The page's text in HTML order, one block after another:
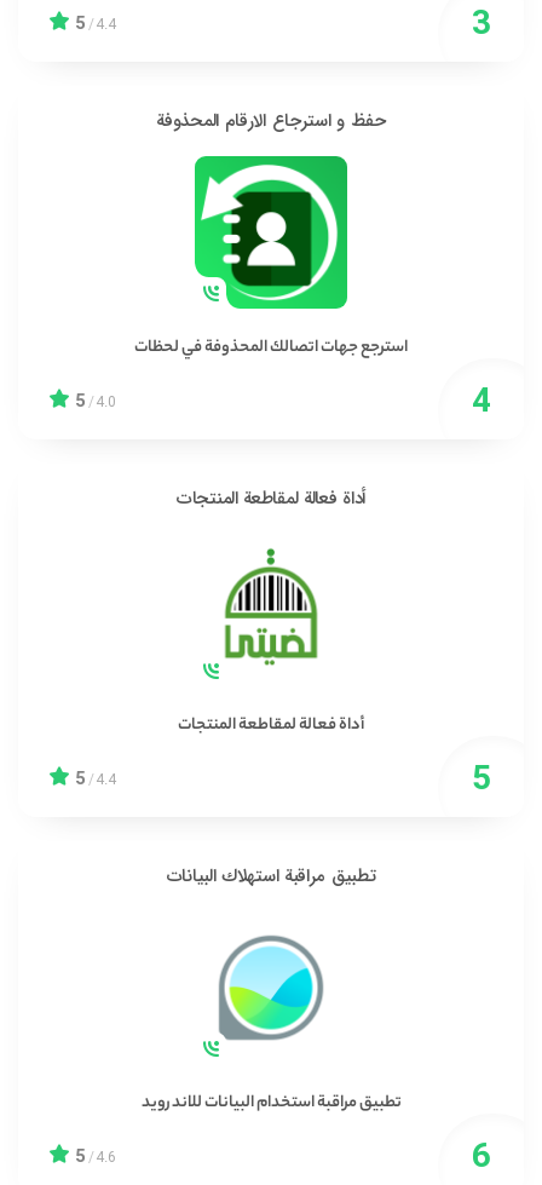
4.4
/
5
حفظ و استرجاع الارقام المحذوفة
استرجع جهات اتصالك المحذوفة في لحظات
4.0
/
5
أداة فعالة لمقاطعة المنتجات
أداة فعالة لمقاطعة المنتجات
4.4
/
5
تطبيق مراقبة استهلاك البيانات
تطبيق مراقبة استخدام البيانات للاندرويد
4.6
/
5